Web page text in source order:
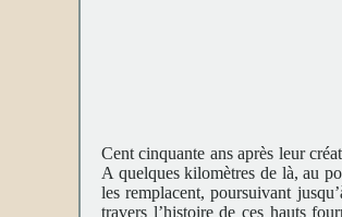
Cent cinquante ans après leur
A quelques kilomètres de là, au
les remplacent, poursuivant
travers l’histoire de ces hauts